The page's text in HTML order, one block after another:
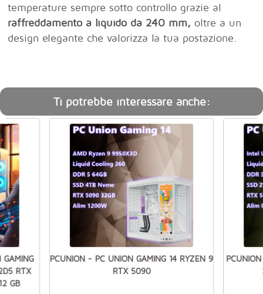
temperature sempre sotto controllo grazie al
raffreddamento a liquido da 240 mm, oltre a un
design elegante che valorizza la tua postazione.
Ti potrebbe interessare anche:
RTX
GB
PCUNION - PC UNION GAMING 14 RYZEN 9
RTX 5090